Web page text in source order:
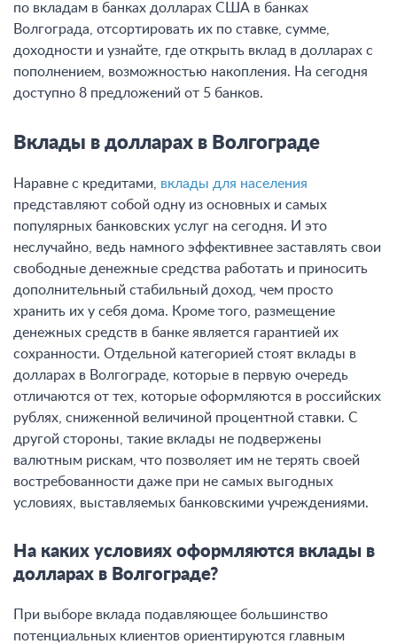
по вкладам в банках долларах США в банках
Волгограда, отсортировать их по ставке, сумме,
доходности и узнайте, где открыть вклад в долларах с
пополнением, возможностью накопления. На сегодня
доступно 8 предложений от 5 банков.
Вклады в долларах в Волгограде
Наравне с кредитами, вклады для населения
представляют собой одну из основных и самых
популярных банковских услуг на сегодня. И это
неслучайно, ведь намного эффективнее заставлять свои
свободные денежные средства работать и приносить
дополнительный стабильный доход, чем просто
хранить их у себя дома. Кроме того, размещение
денежных средств в банке является гарантией их
сохранности. Отдельной категорией стоят вклады в
долларах в Волгограде, которые в первую очередь
отличаются от тех, которые оформляются в российских
рублях, сниженной величиной процентной ставки. С
другой стороны, такие вклады не подвержены
валютным рискам, что позволяет им не терять своей
востребованности даже при не самых выгодных
условиях, выставляемых банковскими учреждениями.
На каких условиях оформляются вклады в
долларах в Волгограде?
При выборе вклада подавляющее большинство
потенциальных клиентов ориентируются главным